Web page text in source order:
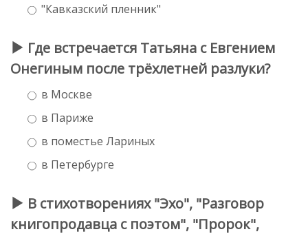
"Кавказский пленник"
Где встречается Татьяна с Евгением
Онегиным после трёхлетней разлуки?
в Москве
в Париже
в поместье Лариных
в Петербурге
В стихотворениях "Эхо", "Разговор
книгопродавца с поэтом", "Пророк",